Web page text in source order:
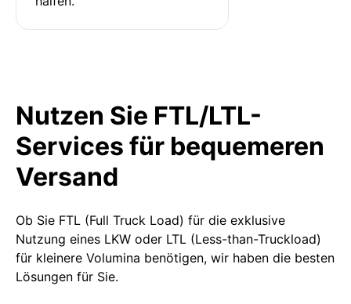
Nutzen Sie FTL/LTL-
Services für bequemeren
Versand
Ob Sie FTL (Full Truck Load) für die exklusive
Nutzung eines LKW oder LTL (Less-than-Truckload)
für kleinere Volumina benötigen, wir haben die besten
Lösungen für Sie.